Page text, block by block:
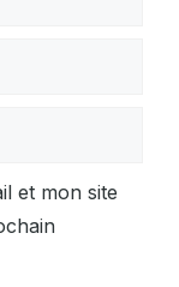
et mon site